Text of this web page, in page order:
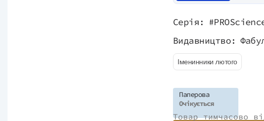
Серія:
Видавництво:
Іменинники лютого
Паперова
Очікується
Товар тимчасово